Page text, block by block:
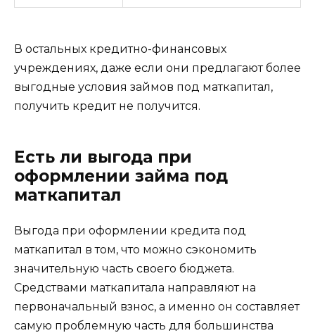
В остальных кредитно-финансовых
учреждениях, даже если они предлагают более
выгодные условия займов под маткапитал,
получить кредит не получится.
Есть ли выгода при
оформлении займа под
маткапитал
Выгода при оформлении кредита под
маткапитал в том, что можно сэкономить
значительную часть своего бюджета.
Средствами маткапитала направляют на
первоначальный взнос, а именно он составляет
самую проблемную часть для большинства